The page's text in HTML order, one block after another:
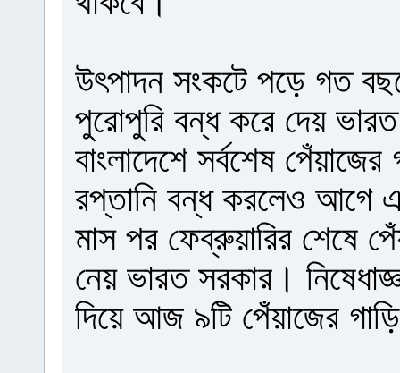
উৎপাদন সংকটে পড়ে গত
পুরোপুরি বন্ধ করে দেয়
বাংলাদেশে সর্বশেষ
রপ্তানি বন্ধ করলেও আগে
মাস পর ফেব্রুয়ারির শেষে
নেয় ভারত সরকার।
দিয়ে আজ ৯টি পেঁয়াজের